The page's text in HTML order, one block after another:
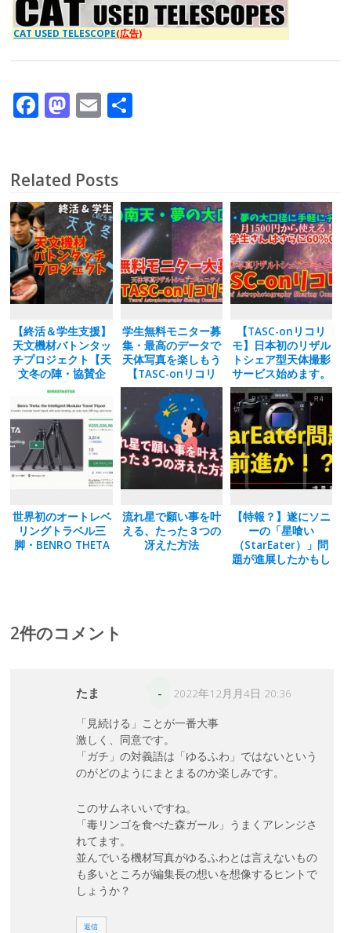
CAT USED TELESCOPE(広告)
F
b
o
o
k
M
d
o
n
E
l
Related Posts
【終活＆学生支援】
天文機材バトンタッ
チプロジェクト【天
文冬の陣・協賛企
画】
学生無料モニター募
集・最高のデータで
天体写真を楽しもう
【TASC-onリコリ
モ】
【TASC-onリコリ
モ】日本初のリザル
トシェア型天体撮影
サービス始めます。
世界初のオートレベ
リングトラベル三
脚・BENRO THETA
流れ星で願い事を叶
える、たった３つの
冴えた方法
【特報？】遂にソニ
ーの「星喰い
（StarEater）」問
題が進展したかもし
2件のコメント
たま - 2022年12月月4日 20:36
「見続ける」ことが一番大事
激しく、同意です。
「ガチ」の対義語は「ゆるふわ」ではないという
のがどのようにまとまるのか楽しみです。
このサムネいいですね。
「毒リンゴを食べた森ガール」うまくアレンジさ
れてます。
並んでいる機材写真がゆるふわとは言えないもの
も多いところが編集長の想いを想像するヒントで
しょうか？
返信